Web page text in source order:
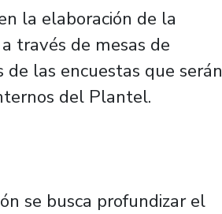
la elaboración de la
través de mesas de
las encuestas que serán
del Plantel.
se busca profundizar el